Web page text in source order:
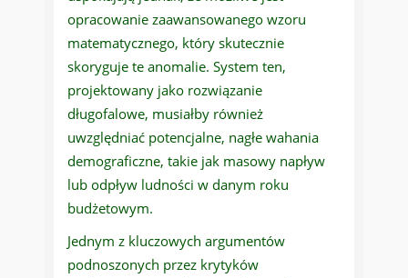
opracowanie zaawansowanego wzoru
matematycznego, który skutecznie
skoryguje te anomalie. System ten,
projektowany jako rozwiązanie
długofalowe, musiałby również
uwzględniać potencjalne, nagłe wahania
demograficzne, takie jak masowy napływ
lub odpływ ludności w danym roku
budżetowym.
Jednym z kluczowych argumentów
podnoszonych przez krytyków